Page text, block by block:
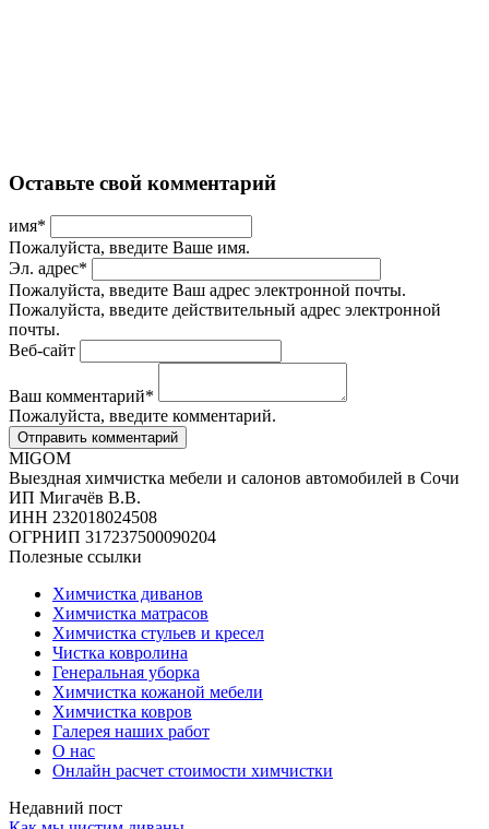
Оставьте свой комментарий
имя*
Пожалуйста, введите Ваше имя.
Эл. адрес*
Пожалуйста, введите Ваш адрес электронной почты.
Пожалуйста, введите действительный адрес электронной
почты.
Веб-сайт
Ваш комментарий*
Пожалуйста, введите комментарий.
MIGOM
Выездная химчистка мебели и салонов автомобилей в Сочи
ИП Мигачёв В.В.
ИНН 232018024508
ОГРНИП 317237500090204
Полезные ссылки
Химчистка диванов
Химчистка матрасов
Химчистка стульев и кресел
Чистка ковролина
Генеральная уборка
Химчистка кожаной мебели
Химчистка ковров
Галерея наших работ
О нас
Онлайн расчет стоимости химчистки
Недавний пост